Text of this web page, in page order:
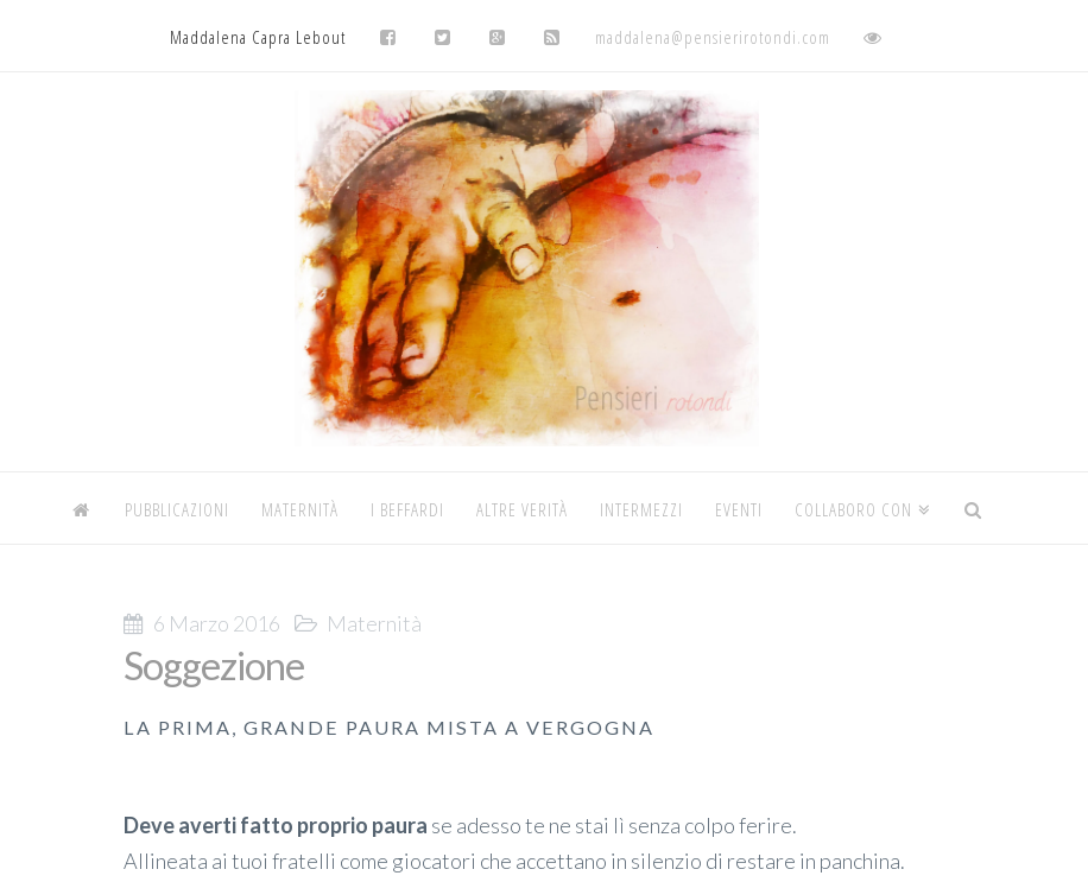
Maddalena Capra Lebout maddalena@pensierirotondi.com
PUBBLICAZIONI MATERNITÀ I BEFFARDI ALTRE VERITÀ INTERMEZZI EVENTI COLLABORO CON
6 Marzo 2016 Maternità
Soggezione
LA PRIMA, GRANDE PAURA MISTA A VERGOGNA
Deve averti fatto proprio paura se adesso te ne stai lì senza colpo ferire.
Allineata ai tuoi fratelli come giocatori che accettano in silenzio di restare in panchina.